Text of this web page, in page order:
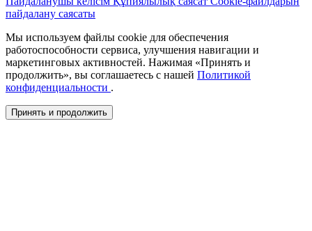
пайдалану саясаты
Мы используем файлы cookie для обеспечения
работоспособности сервиса, улучшения навигации и
маркетинговых активностей. Нажимая «Принять и
продолжить», вы соглашаетесь с нашей Политикой
конфиденциальности .
Принять и продолжить